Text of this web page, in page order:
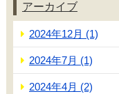
アーカイブ
2024年12月 (1)
2024年7月 (1)
2024年4月 (2)